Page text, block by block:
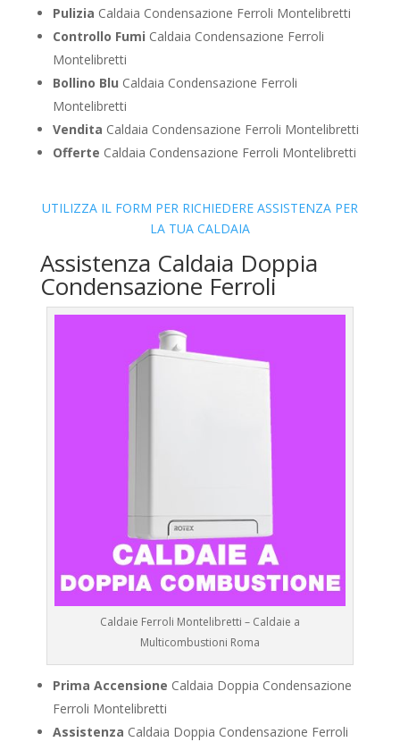
Pulizia Caldaia Condensazione Ferroli Montelibretti
Controllo Fumi Caldaia Condensazione Ferroli
Montelibretti
Bollino Blu Caldaia Condensazione Ferroli
Montelibretti
Vendita Caldaia Condensazione Ferroli Montelibretti
Offerte Caldaia Condensazione Ferroli Montelibretti
UTILIZZA IL FORM PER RICHIEDERE ASSISTENZA PER
LA TUA CALDAIA
Assistenza Caldaia Doppia
Condensazione Ferroli
Caldaie Ferroli Montelibretti – Caldaie a
Multicombustioni Roma
Prima Accensione Caldaia Doppia Condensazione
Ferroli Montelibretti
Assistenza Caldaia Doppia Condensazione Ferroli